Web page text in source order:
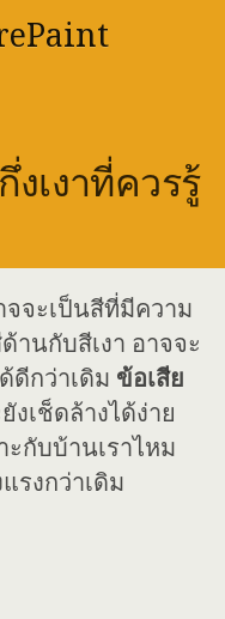
เงาที่ควรรู้
จจะเป็นสีที่มีความ
านกับสีเงา อาจจะ
กว่าเดิม ข้อเสีย
งเช็ดล้างได้ง่าย
ะกับบ้านเราไหม
รงกว่าเดิม